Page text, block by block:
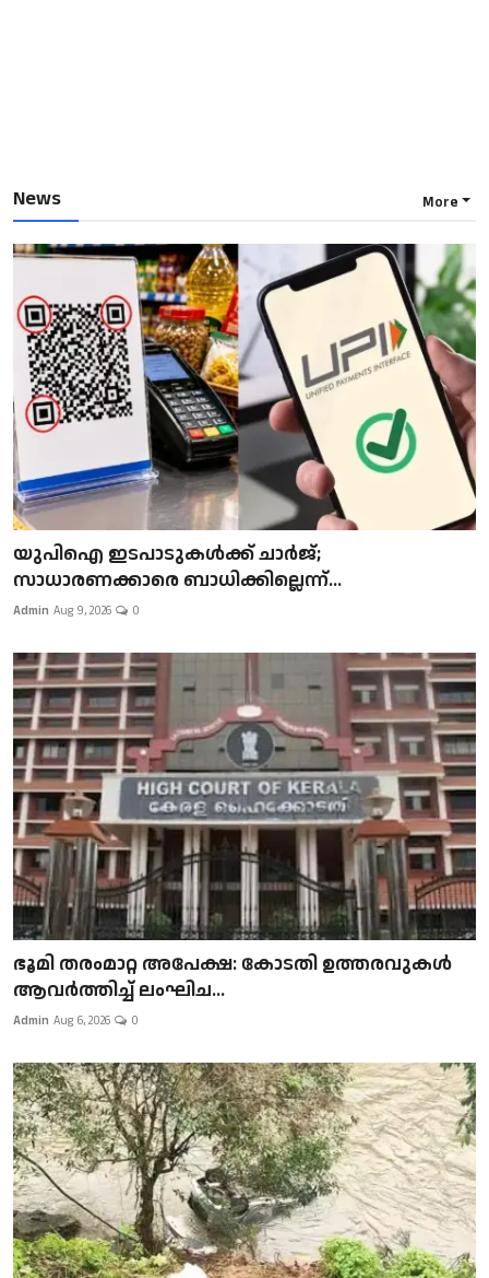
News More
യുപിഐ ഇടപാടുകൾക്ക് ചാർജ്;
സാധാരണക്കാരെ ബാധിക്കില്ലെന്ന്...
Admin Aug 9, 2026 0
ഭൂമി തരംമാറ്റ അപേക്ഷ: കോടതി ഉത്തരവുകൾ
ആവർത്തിച്ച് ലംഘിച...
Admin Aug 6, 2026 0